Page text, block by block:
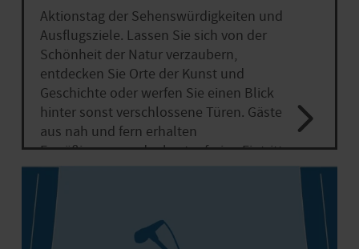
Aktionstag der Sehenswürdigkeiten und
Ausflugsziele. Lassen Sie sich von der
Schönheit der Natur verzaubern,
entdecken Sie Orte der Kunst und
Geschichte oder werfen Sie einen Blick
hinter sonst verschlossene Türen. Gäste
aus nah und fern erhalten
Ermäßigungen oder kostenfreien Eintritt.